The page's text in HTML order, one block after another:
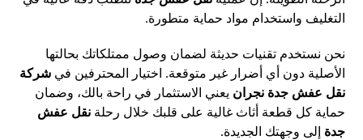
التغليف واستخدام مواد حماية متطورة.
نحن نستخدم تقنيات حديثة لضمان وصول ممتلكاتك بحالتها
الأصلية دون أي أضرار غير متوقعة. اختيار المحترفين فيشركة
نقل عفش جدة نجران يعني الاستثمار في راحة بالك، وضمان
حماية كل قطعة أثاث غالية على قلبك خلال رحلةنقل عفش
جدة إلى وجهتك الجديدة.